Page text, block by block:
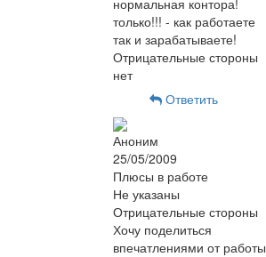
только!!! - как работаете
так и зарабатываете!
Отрицательные стороны
нет
Ответить
Аноним
25/05/2009
Плюсы в работе
Не указаны
Отрицательные стороны
Хочу поделиться
впечатлениями от работы